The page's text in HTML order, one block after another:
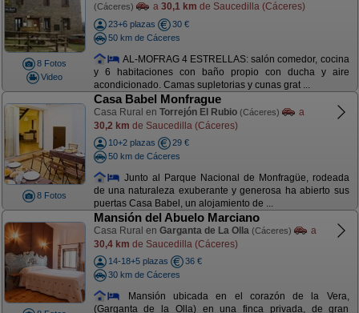
8 Fotos
Video
(Cáceres) a 30,1 km de Saucedilla (Cáceres)
23+6 plazas
30 €
50 km de Cáceres
AL-MOFRAG 4 ESTRELLAS: salón comedor, cocina
y 6 habitaciones con baño propio con ducha y aire
acondicionado. Camas supletorias y cunas grat ...
8 Fotos
Casa Babel Monfrague
Casa Rural en Torrejón El Rubio (Cáceres)
a
30,2 km de Saucedilla (Cáceres)
10+2 plazas
29 €
50 km de Cáceres
Junto al Parque Nacional de Monfragüe, rodeada
de una naturaleza exuberante y generosa ha abierto sus
puertas Casa Babel, un alojamiento de ...
Mansión del Abuelo Marciano
Casa Rural en Garganta de La Olla (Cáceres)
a
30,4 km de Saucedilla (Cáceres)
14-18+5 plazas
36 €
30 km de Cáceres
Mansión ubicada en el corazón de la Vera,
(Garganta de la Olla) en una finca privada, de gran